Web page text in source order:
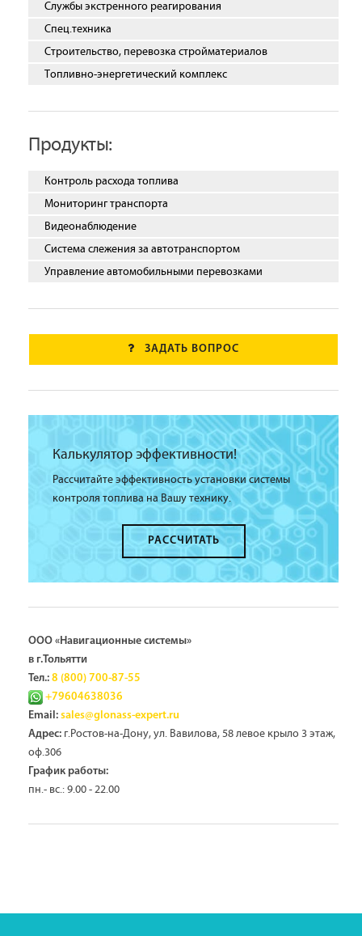
Службы экстренного реагирования
Спец.техника
Строительство, перевозка стройматериалов
Топливно-энергетический комплекс
Продукты:
Контроль расхода топлива
Мониторинг транспорта
Видеонаблюдение
Система слежения за автотранспортом
Управление автомобильными перевозками
ЗАДАТЬ ВОПРОС
Калькулятор эффективности!
Рассчитайте эффективность установки системы
контроля топлива на Вашу технику.
РАССЧИТАТЬ
ООО «Навигационные системы»
в г.Тольятти
Тел.: 8 (800) 700-87-55
+79604638036
Email: sales@glonass-expert.ru
Адрес: г.Ростов-на-Дону, ул. Вавилова, 58 левое крыло 3 этаж,
оф.306
График работы:
пн.- вс.: 9.00 - 22.00